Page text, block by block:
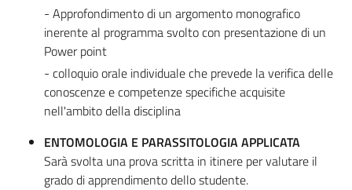
- Approfondimento di un argomento monografico
inerente al programma svolto con presentazione di un
Power point
- colloquio orale individuale che prevede la verifica delle
conoscenze e competenze specifiche acquisite
nell'ambito della disciplina
ENTOMOLOGIA E PARASSITOLOGIA APPLICATA
Sarà svolta una prova scritta in itinere per valutare il
grado di apprendimento dello studente.